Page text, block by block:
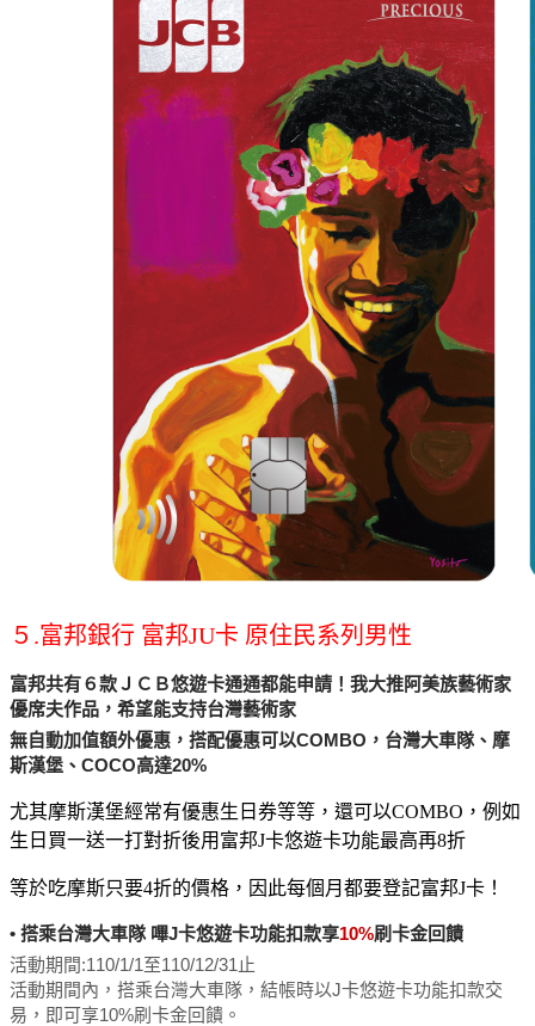
５.富邦銀行 富邦JU卡 原住民系列男性
富邦共有６款ＪＣＢ悠遊卡通通都能申請！我大推阿美族藝術家
優席夫作品，希望能支持台灣藝術家
無自動加值額外優惠，搭配優惠可以COMBO，台灣大車隊、摩
斯漢堡、COCO高達20%
尤其摩斯漢堡經常有優惠生日券等等，還可以COMBO，例如
生日買一送一打對折後用富邦J卡悠遊卡功能最高再8折
等於吃摩斯只要4折的價格，因此每個月都要登記富邦J卡！
• 搭乘台灣大車隊 嗶J卡悠遊卡功能扣款享10%刷卡金回饋
活動期間:110/1/1至110/12/31止
活動期間內，搭乘台灣大車隊，結帳時以J卡悠遊卡功能扣款交
易，即可享10%刷卡金回饋。